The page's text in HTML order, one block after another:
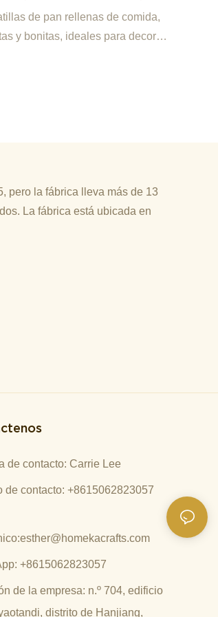
Para Decorar El Hogar
Familia.
de pan rellenas de comida,
y bonitas, ideales para decorar
pero la fábrica lleva más de 13
La fábrica está ubicada en
de contacto: Carrie Lee
de contacto: +8615062823057
esther@homekacrafts.com
+8615062823057
de la empresa: n.º 704, edificio
distrito de Hanjiang,